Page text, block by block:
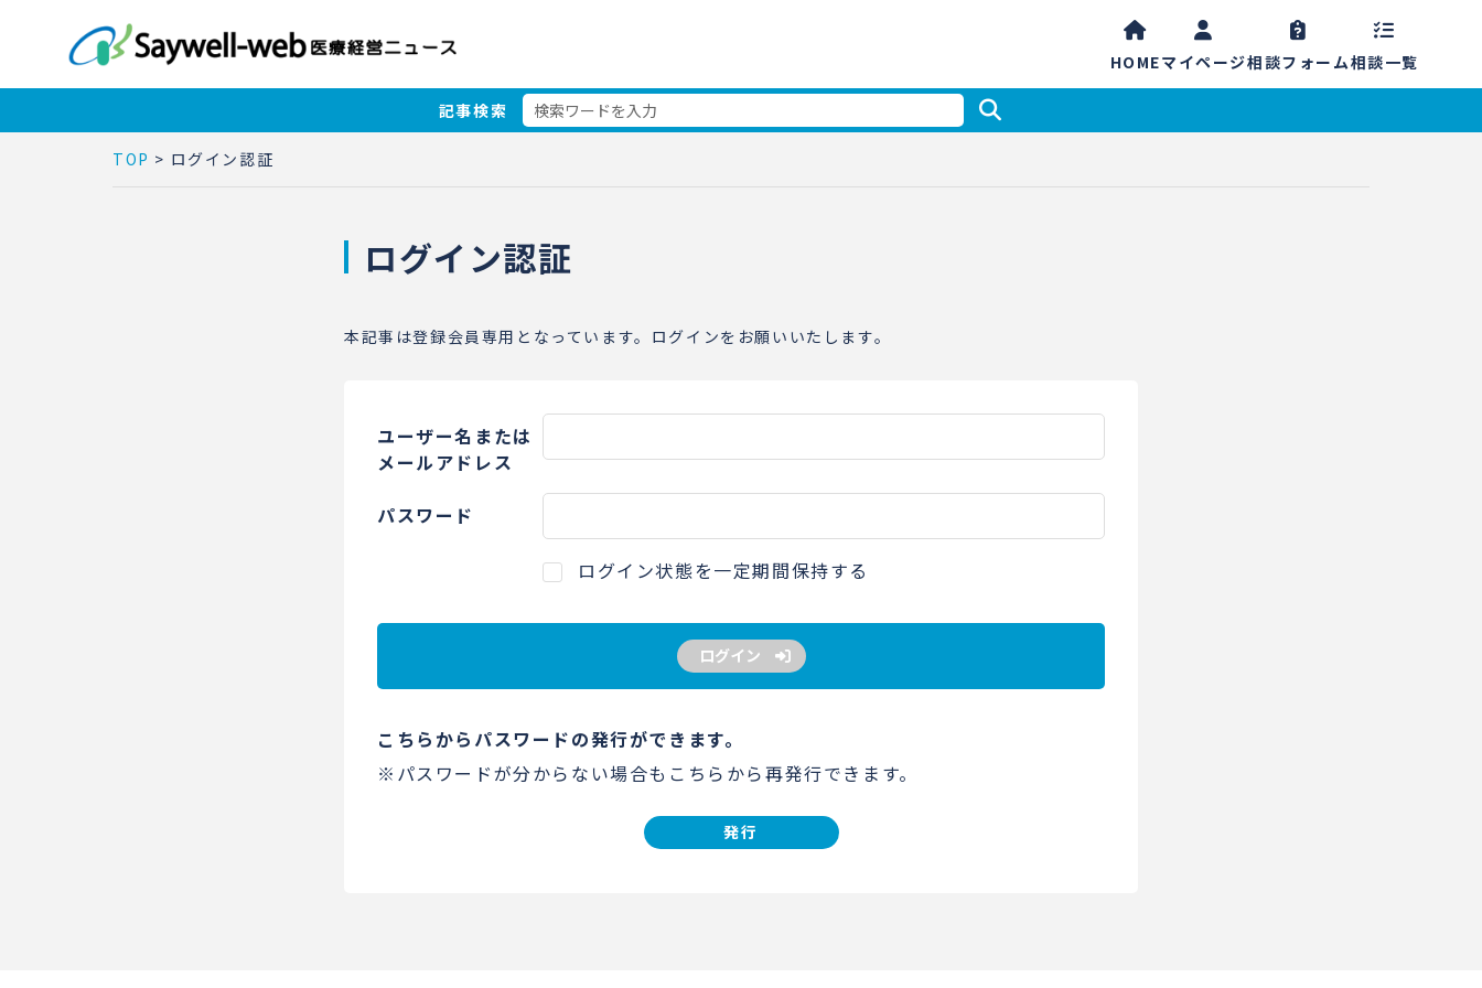
HOMEマイページ相談フォーム相談一覧
記事検索
TOP > ログイン認証
ログイン認証
本記事は登録会員専用となっています。ログインをお願いいたします。
ユーザー名または
メールアドレス
パスワード
ログイン状態を一定期間保持する
ログイン
こちらからパスワードの発行ができます。
※パスワードが分からない場合もこちらから再発行できます。
発行